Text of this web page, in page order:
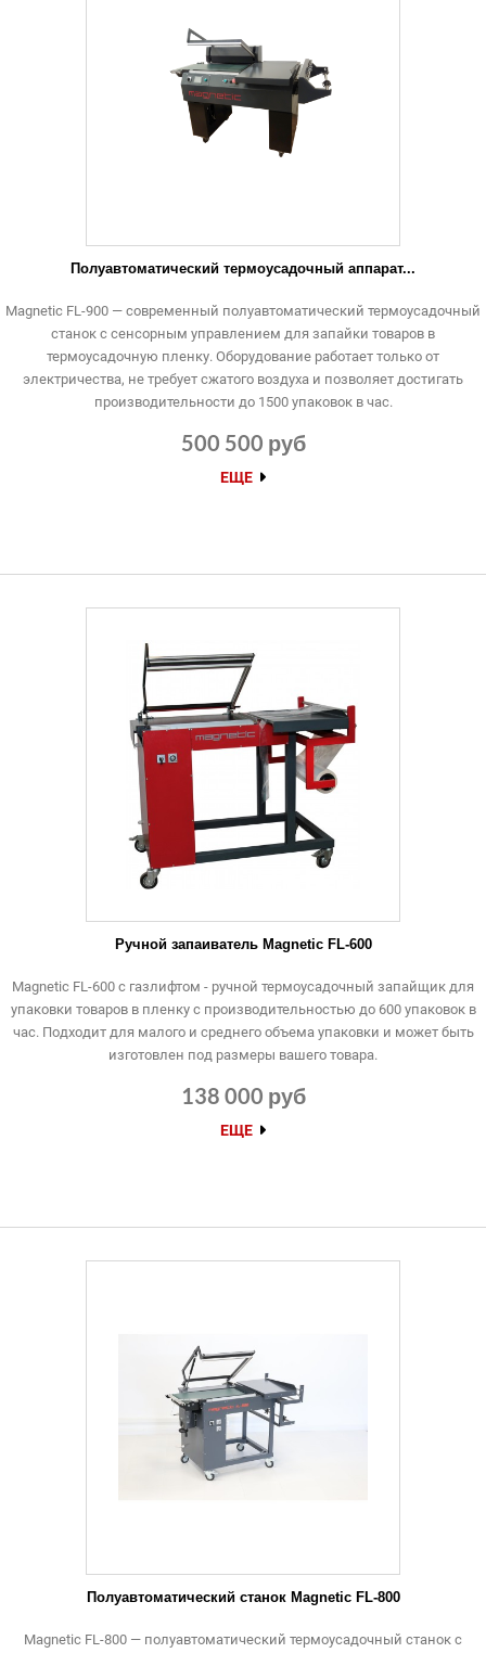
Полуавтоматический термоусадочный аппарат...
Magnetic FL-900 — современный полуавтоматический термоусадочный
станок с сенсорным управлением для запайки товаров в
термоусадочную пленку. Оборудование работает только от
электричества, не требует сжатого воздуха и позволяет достигать
производительности до 1500 упаковок в час.
500 500 руб
ЕЩЕ
Ручной запаиватель Magnetic FL-600
Magnetic FL-600 с газлифтом - ручной термоусадочный запайщик для
упаковки товаров в пленку с производительностью до 600 упаковок в
час. Подходит для малого и среднего объема упаковки и может быть
изготовлен под размеры вашего товара.
138 000 руб
ЕЩЕ
Полуавтоматический станок Magnetic FL-800
Magnetic FL-800 — полуавтоматический термоусадочный станок с